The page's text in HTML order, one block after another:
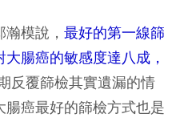
模說， 最好的第一線篩
腸癌的敏感度達八成，
反覆篩檢其實遺漏的情
癌最好的篩檢方式也是